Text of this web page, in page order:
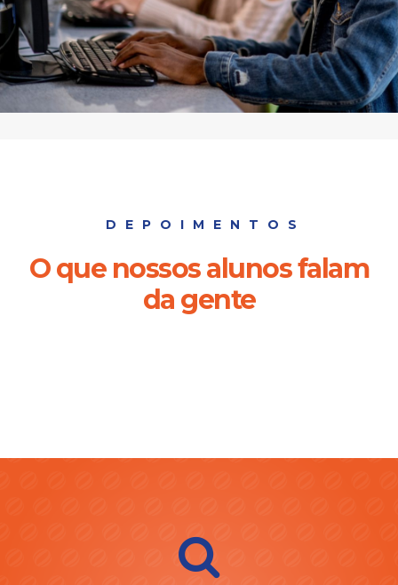
DEPOIMENTOS
O que nossos alunos falam
da gente